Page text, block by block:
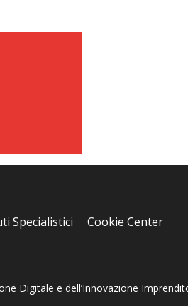
Specialistici Cookie Center
Digitale e dell’Innovazione